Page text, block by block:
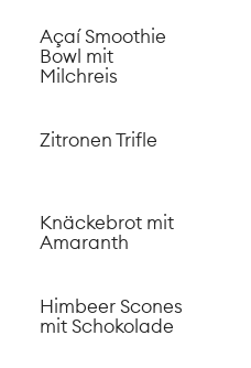
Açaí Smoothie
Bowl mit
Milchreis
Zitronen Trifle
Knäckebrot mit
Amaranth
Himbeer Scones
mit Schokolade